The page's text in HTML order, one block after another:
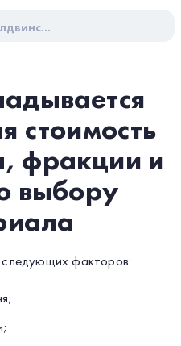
стоимость
фракции и
выбору
факторов: